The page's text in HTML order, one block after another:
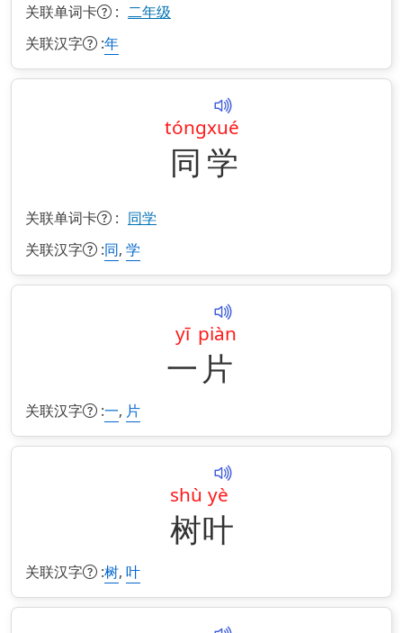
关联单词卡 : 二年级
关联汉字 :年
同
tóng
学
xué
关联单词卡 : 同学
关联汉字 :同, 学
一
yī
片
piàn
关联汉字 :一, 片
树
shù
叶
yè
关联汉字 :树, 叶